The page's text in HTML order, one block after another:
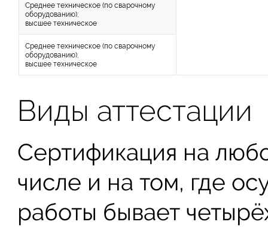
Среднее техническое (по сварочному
оборудованию);
высшее техническое
Среднее техническое (по сварочному
оборудованию);
высшее техническое
Виды аттестации
Сертификация на
числе и на том, где
работы бывает